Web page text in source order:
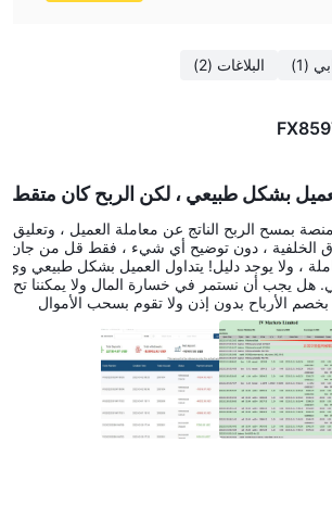
(1) البلاغات (2)
بشكل طبيعي ، لكن الربح كان متقط
بمسح الربح الناتج عن معاملة العميل ، وتعليق
الخلفية ، دون توضيح أي شيء ، فقط قل من جان
، ولا يوجد دليل! يتداول العميل بشكل طبيعي وي
يجب أن نستمر في خسارة المال ولا يمكننا تح
الأرباح بدون إذن ولا تقوم بسحب الأموال